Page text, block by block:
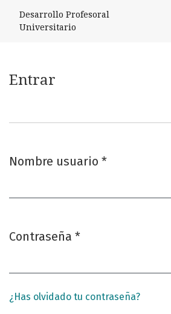
Entrar
Desarrollo Profesoral
Universitario
Entrar
Nombre usuario *
Contraseña *
¿Has olvidado tu contraseña?